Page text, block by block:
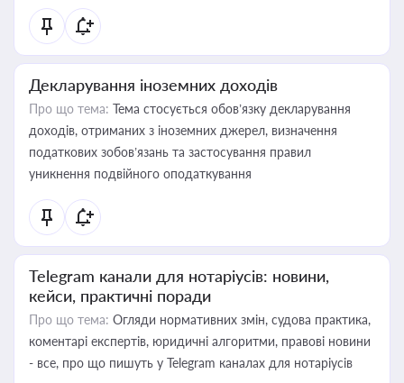
Декларування іноземних доходів
Про що тема: Тема стосується обов’язку декларування
доходів, отриманих з іноземних джерел, визначення
податкових зобов’язань та застосування правил
уникнення подвійного оподаткування
Telegram канали для нотаріусів: новини,
кейси, практичні поради
Про що тема: Огляди нормативних змін, судова практика,
коментарі експертів, юридичні алгоритми, правові новини
- все, про що пишуть у Telegram каналах для нотаріусів